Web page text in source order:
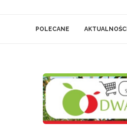
POLECANE AKTUALNOŚCI